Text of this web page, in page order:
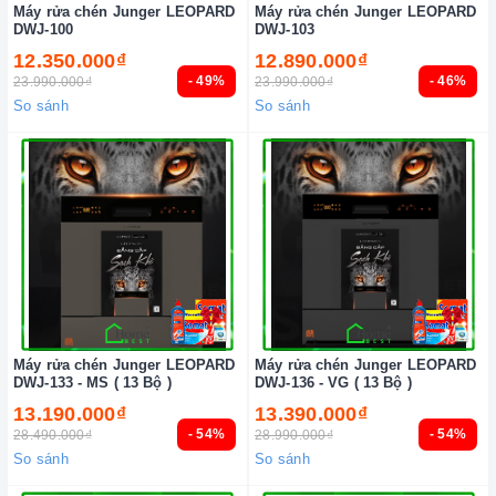
- 49%
Máy rửa chén Junger LEOPARD
DWJ-100
12.350.000₫
23.990.000₫
So sánh
- 46%
Máy rửa chén Junger LEOPARD
DWJ-103
12.890.000₫
23.990.000₫
So sánh
- 54%
Máy rửa chén Junger LEOPARD
DWJ-133 - MS ( 13 Bộ )
13.190.000₫
28.490.000₫
So sánh
- 54%
Máy rửa chén Junger LEOPARD
DWJ-136 - VG ( 13 Bộ )
13.390.000₫
28.990.000₫
So sánh